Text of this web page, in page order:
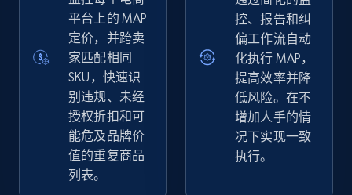
平台上的 MAP
定价，并跨卖
家匹配相同
SKU，快速识
别违规、未经
授权折扣和可
能危及品牌价
值的重复商品
列表。
控、报告和纠
偏工作流自动
化执行 MAP，
提高效率并降
低风险。在不
增加人手的情
况下实现一致
执行。